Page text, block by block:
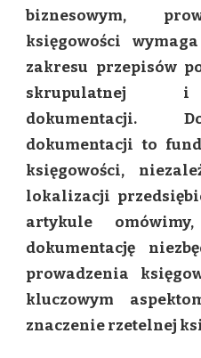
biznesowym,
księgowości
zakresu przepisów
skrupulatnej i
dokumentacji.
dokumentacji to
księgowości,
lokalizacji
artykule
dokumentację
prowadzenia
kluczowym
znaczenie rzetelnej